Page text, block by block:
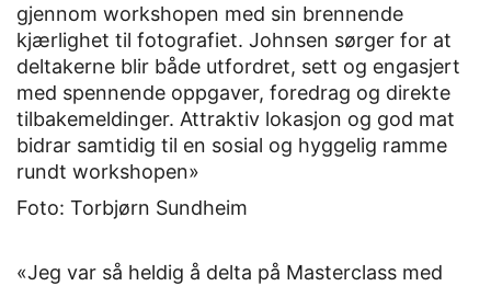
gjennom workshopen med sin brennende
kjærlighet til fotografiet. Johnsen sørger for at
deltakerne blir både utfordret, sett og engasjert
med spennende oppgaver, foredrag og direkte
tilbakemeldinger. Attraktiv lokasjon og god mat
bidrar samtidig til en sosial og hyggelig ramme
rundt workshopen»
Foto: Torbjørn Sundheim
«Jeg var så heldig å delta på Masterclass med